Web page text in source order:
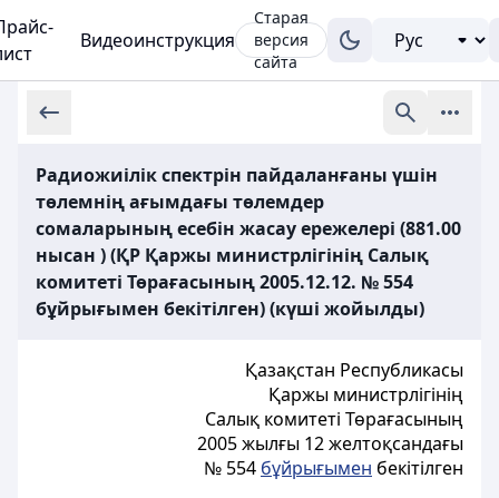
Видеоинструкция
Старая
версия
сайта
Радиожиілік спектрін пайдаланғаны үшін
төлемнің ағымдағы төлемдер
сомаларының есебін жасау ережелері (881.00
нысан ) (ҚР Қаржы министрлігінің Салық
комитеті Төрағасының 2005.12.12. № 554
бұйрығымен бекітілген) (күші жойылды)
Қазақстан Республикасы
Қаржы министрлігінің
Салық комитеті Төрағасының
2005 жылғы 12 желтоқсандағы
№ 554 бұйрығымен бекітілген